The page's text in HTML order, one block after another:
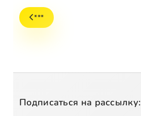
***
Подписаться на рассылку: